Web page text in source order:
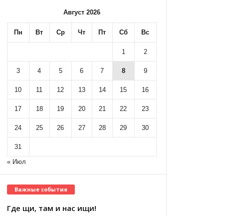
Август 2026
Пн Вт Ср Чт Пт Сб Вс
1 2
3 4 5 6 7 8 9
10 11 12 13 14 15 16
17 18 19 20 21 22 23
24 25 26 27 28 29 30
31
« Июл
Важные события
Где щи, там и нас ищи!